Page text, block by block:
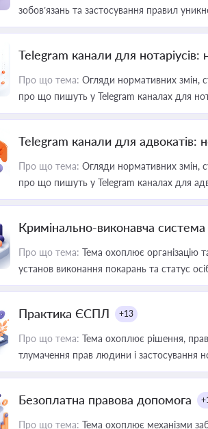
зобов’язань та застосування правил
Telegram канали для
Про що тема: Огляди нормативних змін,
про що пишуть у Telegram каналах для
Telegram канали для адвокатів:
Про що тема: Огляди нормативних змін,
про що пишуть у Telegram каналах для
Кримінально-виконавча система
Про що тема: Тема охоплює організацію
установ виконання покарань та статус
Практика ЄСПЛ +13
Про що тема: Тема охоплює рішення,
тлумачення прав людини і застосування
Безоплатна правова допомога
Про що тема: Тема охоплює механізми